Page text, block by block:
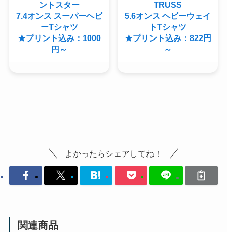
ントスター
7.4オンス スーパーヘビ
ーTシャツ
★プリント込み：1000
円～
TRUSS
5.6オンス ヘビーウェイ
トTシャツ
★プリント込み：822円
～
よかったらシェアしてね！
関連商品